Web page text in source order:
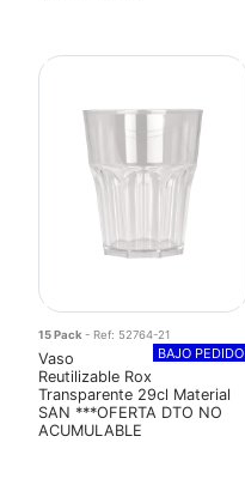
15 Pack- Ref: 52764-21
BAJO PEDIDO
Vaso
Reutilizable Rox
Transparente 29cl Material
SAN ***OFERTA DTO NO
ACUMULABLE